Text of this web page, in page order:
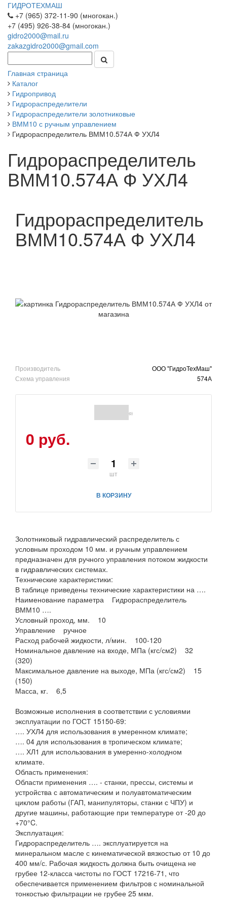
ГИДРОТЕХМАШ
+7 (965) 372-11-90 (многокан.)
+7 (495) 926-38-84 (многокан.)
gidro2000@mail.ru
zakazgidro2000@gmail.com
Главная страница
Каталог
Гидропривод
Гидрораспределители
Гидрораспределители золотниковые
ВММ10 с ручным управлением
Гидрораспределитель ВММ10.574А Ф УХЛ4
Гидрораспределитель
ВММ10.574А Ф УХЛ4
Гидрораспределитель
ВММ10.574А Ф УХЛ4
Производитель
ООО "ГидроТехМаш"
Схема управления
574А
(0)
0 руб.
шт
В КОРЗИНУ
Золотниковый гидравлический распределитель с
условным проходом 10 мм. и ручным управлением
предназначен для ручного управления потоком жидкости
в гидравлических системах.
Технические характеристики:
В таблице приведены технические характеристики на ….
Наименование параметра Гидрораспределитель
ВММ10 ….
Условный проход, мм. 10
Управление ручное
Расход рабочей жидкости, л/мин. 100-120
Номинальное давление на входе, МПа (кгс/см2) 32
(320)
Максимальное давление на выходе, МПа (кгс/см2) 15
(150)
Масса, кг. 6,5
Возможные исполнения в соответствии с условиями
эксплуатации по ГОСТ 15150-69:
…. УХЛ4 для использования в умеренном климате;
…. 04 для использования в тропическом климате;
…. ХЛ1 для использования в умеренно-холодном
климате.
Область применения:
Области применения …. - станки, прессы, системы и
устройства с автоматическим и полуавтоматическим
циклом работы (ГАП, манипуляторы, станки с ЧПУ) и
другие машины, работающие при температуре от -20 до
+70°C.
Эксплуатация:
Гидрораспределитель …. эксплуатируется на
минеральном масле с кинематической вязкостью от 10 до
400 мм/с. Рабочая жидкость должна быть очищена не
грубее 12-класса чистоты по ГОСТ 17216-71, что
обеспечивается применением фильтров с номинальной
тонкостью фильтрации не грубее 25 мкм.